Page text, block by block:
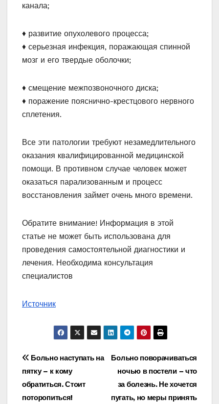
канала;
♦ развитие опухолевого процесса;
♦ серьезная инфекция, поражающая спинной
мозг и его твердые оболочки;
♦ смещение межпозвоночного диска;
♦ поражение пояснично-крестцового нервного
сплетения.
Все эти патологии требуют незамедлительного
оказания квалифицированной медицинской
помощи. В противном случае человек может
оказаться парализованным и процесс
восстановления займет очень много времени.
Обратите внимание! Информация в этой
статье не может быть использована для
проведения самостоятельной диагностики и
лечения. Необходима консультация
специалистов
Источник
Навигация
по
Больно поворачиваться
ночью в постели – что
за болезнь. Не хочется
пугать, но меры принять
Больно наступать на
пятку – к кому
обратиться. Стоит
поторопиться!